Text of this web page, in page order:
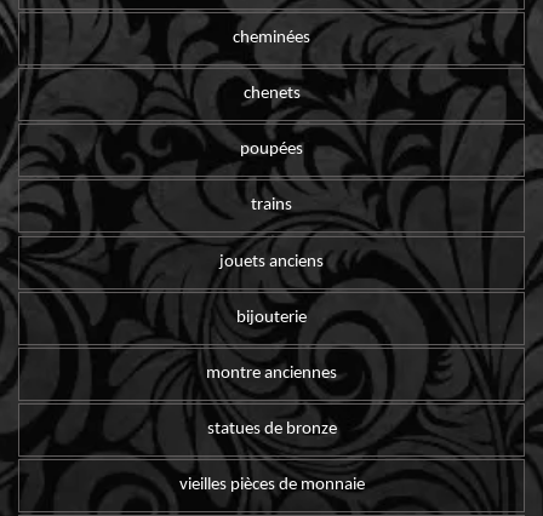
cheminées
chenets
poupées
trains
jouets anciens
bijouterie
montre anciennes
statues de bronze
vieilles pièces de monnaie